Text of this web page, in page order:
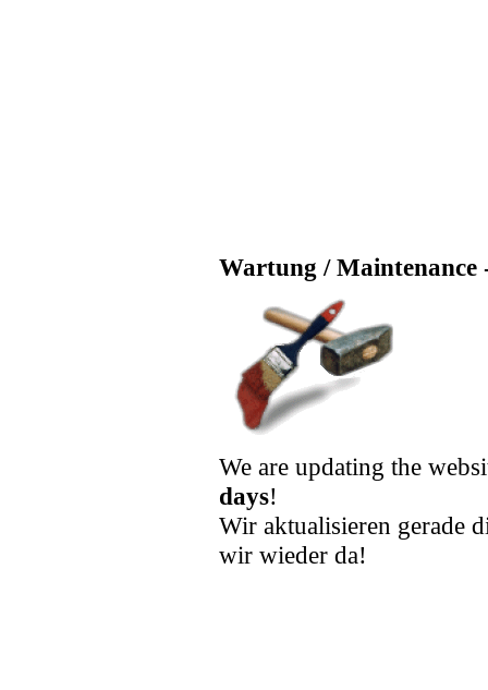
Wartung / Maintenance
We are updating the
days!
Wir aktualisieren gerade
wir wieder da!